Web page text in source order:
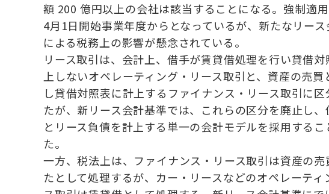
額 200 億円以上の会社は該当することになる。強制適
4月1日開始事業年度からとなっているが、新たなリー
による税務上の影響が懸念されている。
リース取引は、会計上、借手が賃貸借処理を行い貸借対
上しないオペレーティング・リース取引と、資産の売買
し貸借対照表に計上するファイナンス・リース取引に区
たが、新リース会計基準では、これらの区分を廃止し
とリース負債を計上する単一の会計モデルを採用するこ
た。
一方、税法上は、ファイナンス・リース取引は資産の売
たとして処理するが、カー・リースなどのオペレーティ